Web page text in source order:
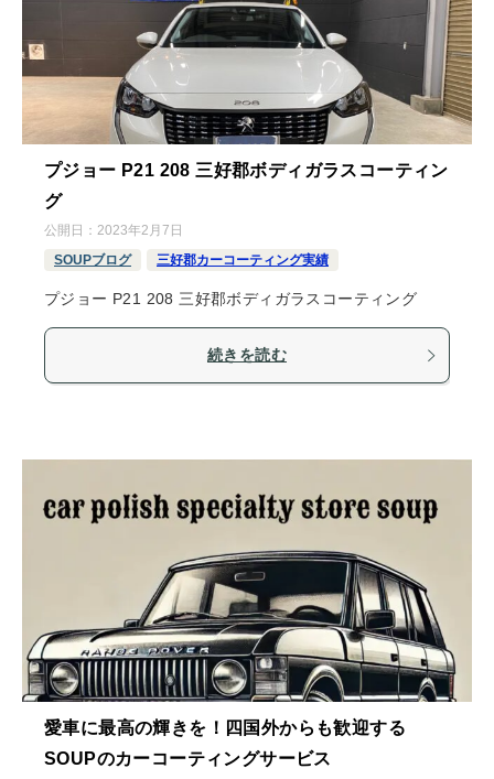
プジョー P21 208 三好郡ボディガラスコーティン
グ
公開日： 2023年2月7日
SOUPブログ
三好郡カーコーティング実績
プジョー P21 208 三好郡ボディガラスコーティング
続きを読む
愛車に最高の輝きを！四国外からも歓迎する
SOUPのカーコーティングサービス